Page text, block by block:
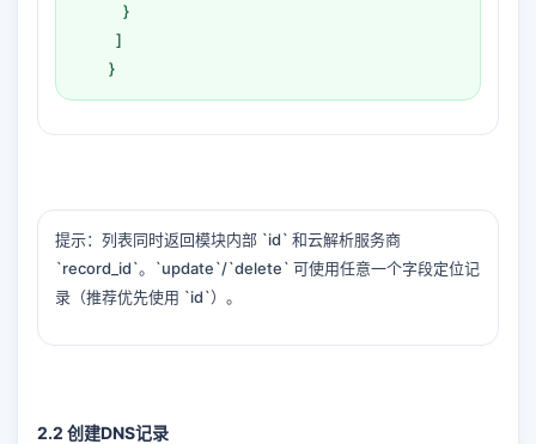
}
]
}
提示：列表同时返回模块内部 `id` 和云解析服务商
`record_id`。`update`/`delete` 可使用任意一个字段定位记
录（推荐优先使用 `id`）。
2.2 创建DNS记录